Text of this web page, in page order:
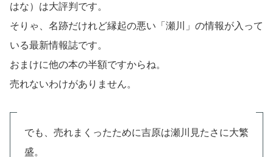
はな）は大評判です。
そりゃ、名跡だけれど縁起の悪い「瀬川」の情報が入って
いる最新情報誌です。
おまけに他の本の半額ですからね。
売れないわけがありません。
でも、売れまくったために吉原は瀬川見たさに大繁
盛。